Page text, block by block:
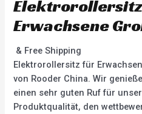
Erwachsene
& Free Shipping
Elektrorollersitz für
von Rooder China. Wir
einen sehr guten Ruf für
Produktqualität, den